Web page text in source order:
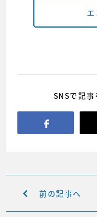
SNSで記
前の記事へ